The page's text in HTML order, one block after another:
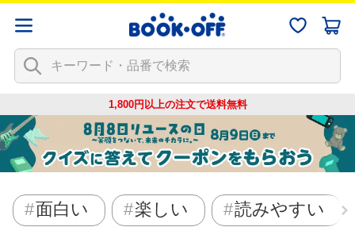
1,800円以上の注文で送料無料
面白い 楽しい 読みやすい